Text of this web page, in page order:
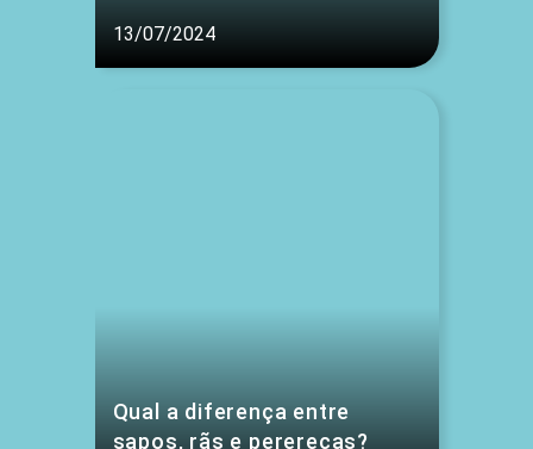
13/07/2024
Qual a diferença entre
sapos, rãs e pererecas?